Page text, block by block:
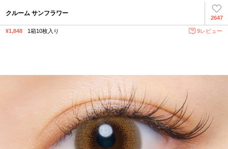
2647
クルーム サンフラワー
¥1,848 1箱10枚入り 9レビュー